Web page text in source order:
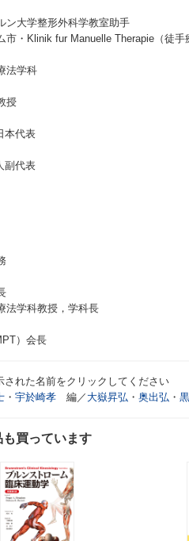
大学整形外科学教室助手
・Klinik fur Manuelle Therapie（徒手
法学科
授
本代表
副代表
学科教授，学科長
）会長
れた名前をクリックしてください
・ 宇於崎孝 編／ 大嶽昇弘 ・ 奥出弘 ・
買っています